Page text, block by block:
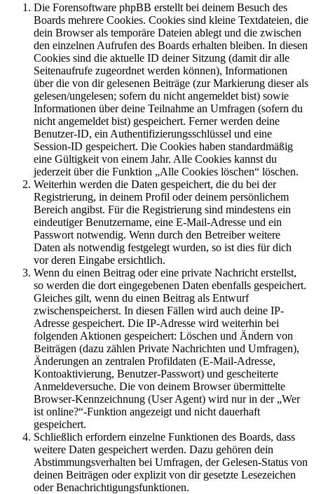
Die Forensoftware phpBB erstellt bei deinem Besuch des
Boards mehrere Cookies. Cookies sind kleine Textdateien, die
dein Browser als temporäre Dateien ablegt und die zwischen
den einzelnen Aufrufen des Boards erhalten bleiben. In diesen
Cookies sind die aktuelle ID deiner Sitzung (damit dir alle
Seitenaufrufe zugeordnet werden können), Informationen
über die von dir gelesenen Beiträge (zur Markierung dieser als
gelesen/ungelesen; sofern du nicht angemeldet bist) sowie
Informationen über deine Teilnahme an Umfragen (sofern du
nicht angemeldet bist) gespeichert. Ferner werden deine
Benutzer-ID, ein Authentifizierungsschlüssel und eine
Session-ID gespeichert. Die Cookies haben standardmäßig
eine Gültigkeit von einem Jahr. Alle Cookies kannst du
jederzeit über die Funktion „Alle Cookies löschen“ löschen.
Weiterhin werden die Daten gespeichert, die du bei der
Registrierung, in deinem Profil oder deinem persönlichem
Bereich angibst. Für die Registrierung sind mindestens ein
eindeutiger Benutzername, eine E-Mail-Adresse und ein
Passwort notwendig. Wenn durch den Betreiber weitere
Daten als notwendig festgelegt wurden, so ist dies für dich
vor deren Eingabe ersichtlich.
Wenn du einen Beitrag oder eine private Nachricht erstellst,
so werden die dort eingegebenen Daten ebenfalls gespeichert.
Gleiches gilt, wenn du einen Beitrag als Entwurf
zwischenspeicherst. In diesen Fällen wird auch deine IP-
Adresse gespeichert. Die IP-Adresse wird weiterhin bei
folgenden Aktionen gespeichert: Löschen und Ändern von
Beiträgen (dazu zählen Private Nachrichten und Umfragen),
Änderungen an zentralen Profildaten (E-Mail-Adresse,
Kontoaktivierung, Benutzer-Passwort) und gescheiterte
Anmeldeversuche. Die von deinem Browser übermittelte
Browser-Kennzeichnung (User Agent) wird nur in der „Wer
ist online?“-Funktion angezeigt und nicht dauerhaft
gespeichert.
Schließlich erfordern einzelne Funktionen des Boards, dass
weitere Daten gespeichert werden. Dazu gehören dein
Abstimmungsverhalten bei Umfragen, der Gelesen-Status von
deinen Beiträgen oder explizit von dir gesetzte Lesezeichen
oder Benachrichtigungsfunktionen.